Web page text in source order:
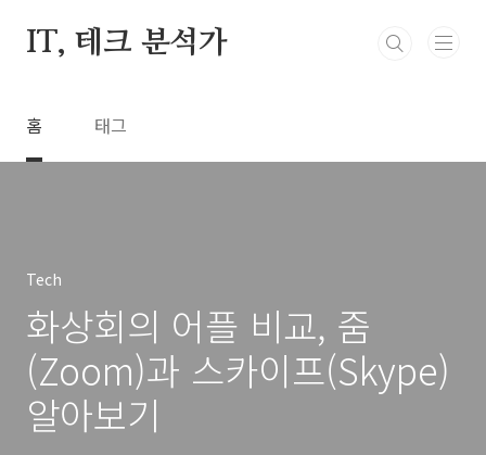
IT, 테크 분석가
홈 태그
Tech
화상회의 어플 비교, 줌
(Zoom)과 스카이프(Skype)
알아보기